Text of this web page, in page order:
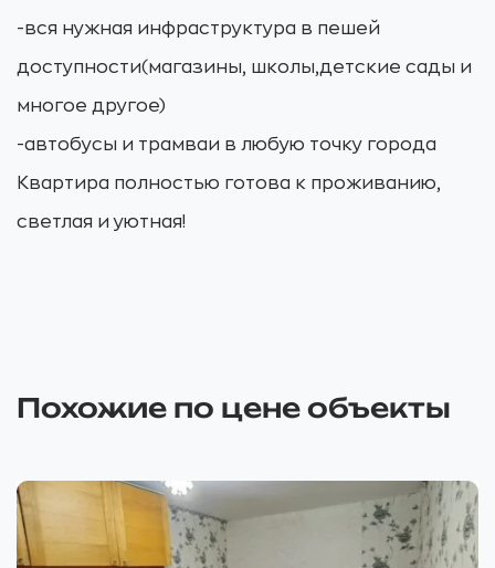
-вся нужная инфраструктура в пешей
доступности(магазины, школы,детские сады и
многое другое)
-автобусы и трамваи в любую точку города
Квартира полностью готова к проживанию,
светлая и уютная!
Похожие по цене объекты